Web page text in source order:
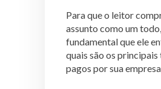
Para que o leitor
assunto como um
fundamental que ele
quais são os
pagos por sua empresa.